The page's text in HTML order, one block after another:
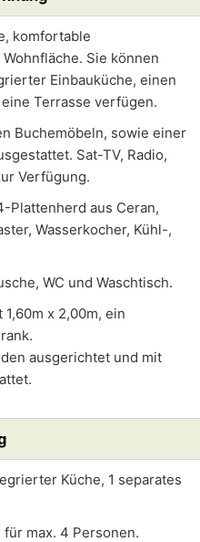
komfortable
Sie können
Einbauküche, einen
Terrasse verfügen.
Buchemöbeln, sowie einer
Sat-TV, Radio,
Verfügung.
Plattenherd aus Ceran,
Wasserkocher, Kühl-,
WC und Waschtisch.
x 2,00m, ein
ausgerichtet und mit
Küche, 1 separates
für max. 4 Personen.